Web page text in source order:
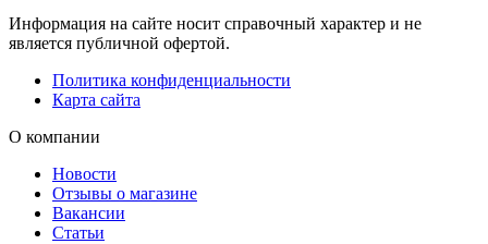
Информация на сайте носит справочный характер и не
является публичной офертой.
Политика конфиденциальности
Карта сайта
О компании
Новости
Отзывы о магазине
Вакансии
Статьи